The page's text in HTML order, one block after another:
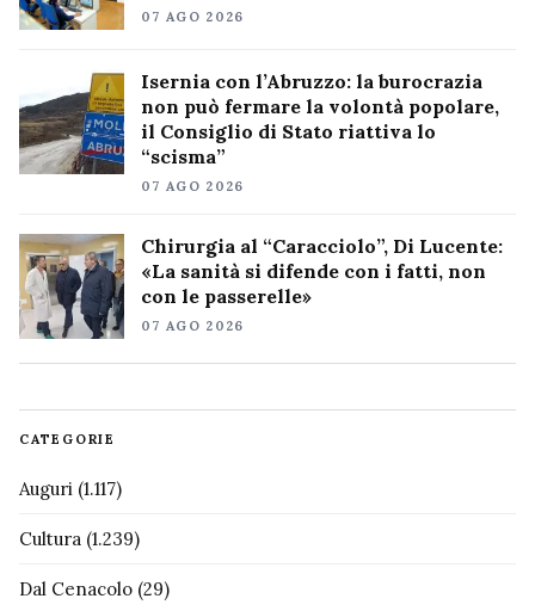
07 AGO 2026
Isernia con l’Abruzzo: la burocrazia
non può fermare la volontà popolare,
il Consiglio di Stato riattiva lo
“scisma”
07 AGO 2026
Chirurgia al “Caracciolo”, Di Lucente:
«La sanità si difende con i fatti, non
con le passerelle»
07 AGO 2026
CATEGORIE
Auguri (1.117)
Cultura (1.239)
Dal Cenacolo (29)